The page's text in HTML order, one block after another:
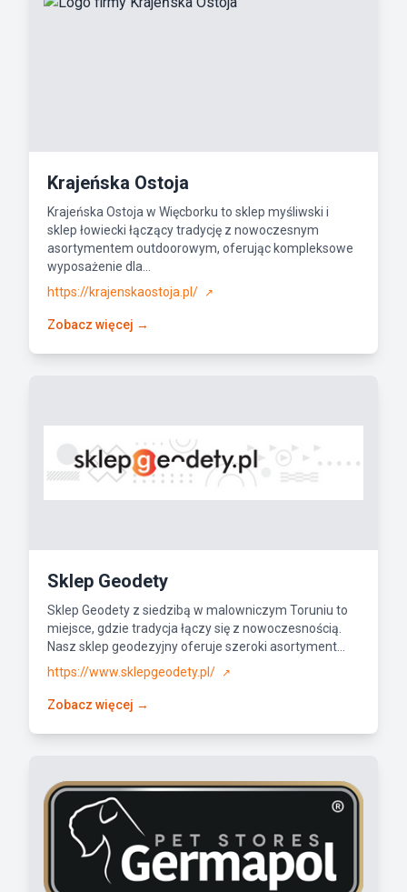
Krajeńska Ostoja
Krajeńska Ostoja w Więcborku to sklep myśliwski i
sklep łowiecki łączący tradycję z nowoczesnym
asortymentem outdoorowym, oferując kompleksowe
wyposażenie dla...
https://krajenskaostoja.pl/
↗
Zobacz więcej →
Sklep Geodety
Sklep Geodety z siedzibą w malowniczym Toruniu to
miejsce, gdzie tradycja łączy się z nowoczesnością.
Nasz sklep geodezyjny oferuje szeroki asortyment...
https://www.sklepgeodety.pl/
↗
Zobacz więcej →